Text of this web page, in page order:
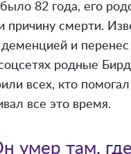
82 года, его
причину смерти.
и
родные
всех, кто
все это время.
умер там,